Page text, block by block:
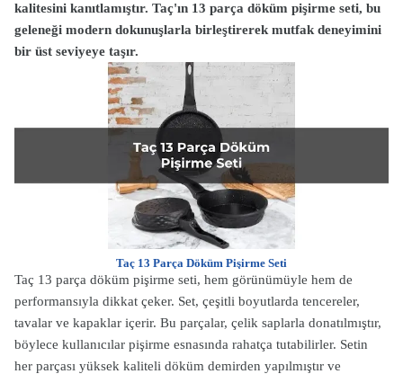
kalitesini kanıtlamıştır. Taç'ın 13 parça döküm pişirme seti, bu
geleneği modern dokunuşlarla birleştirerek mutfak deneyimini
bir üst seviyeye taşır.
Taç 13 Parça Döküm Pişirme Seti
Taç 13 parça döküm pişirme seti, hem görünümüyle hem de
performansıyla dikkat çeker. Set, çeşitli boyutlarda tencereler,
tavalar ve kapaklar içerir. Bu parçalar, çelik saplarla donatılmıştır,
böylece kullanıcılar pişirme esnasında rahatça tutabilirler. Setin
her parçası yüksek kaliteli döküm demirden yapılmıştır ve